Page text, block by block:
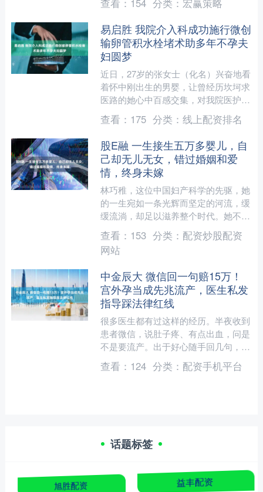
度被外界视为“准....
查看： 154 分类： 宏赢策略
易启胜 我院介入科成功施行微创
输卵管积水栓堵术助多年不孕夫
妇圆梦
近日，27岁的张女士（化名）兴奋地看
着怀中刚出生的男婴，让曾经历坎坷求
医路的她心中百感交集，对我院医护人
员连连感谢。 张女士备孕多年未孕，
2024年4月至我院就....
查看： 175 分类： 线上配资排名
股E融 一生接生五万多婴儿，自
己却无儿无女，错过婚姻和爱
情，终身未嫁
林巧稚，这位中国妇产科学的先驱，她
的一生宛如一条光辉而坚定的河流，缓
缓流淌，却足以滋养整个时代。她不仅
在胎儿宫内呼吸、女性盆腔疾病、妇科
肿瘤、新生儿溶血症等领域....
查看： 153 分类： 配资炒股配资
网站
中金辰大 微信回一句赔15万！
宫外孕当成先兆流产，医生私发
指导踩法律红线
很多医生都有过这样的经历。半夜收到
患者微信，说肚子疼、有点出血，问是
不是要流产。出于好心随手回几句，让
卧床休息、吃点保胎药。谁也想不到，
就这几句家常话，最后要赔....
查看： 124 分类： 配资手机平台
话题标签
旭胜配资 益丰配资